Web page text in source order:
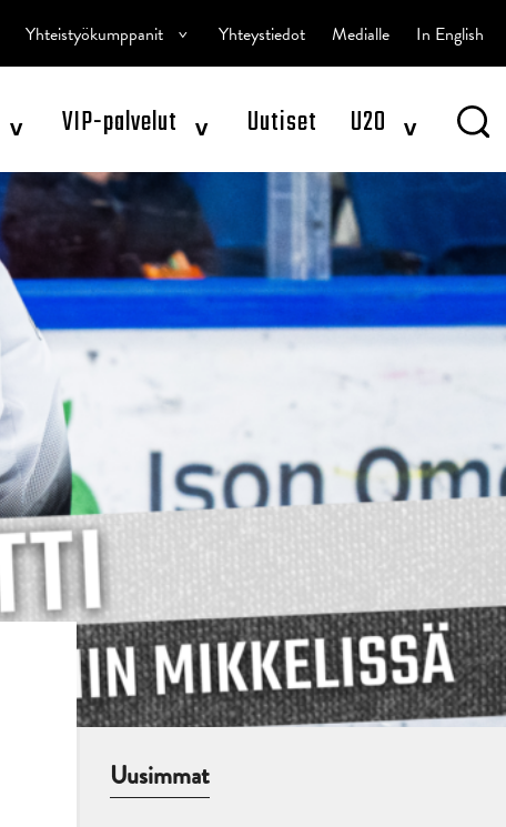
^ VIP-palvelut ^ Uutiset U20 ^
Yhteistyökumppanit ^ Yhteystiedot Medialle In English
Uusimmat